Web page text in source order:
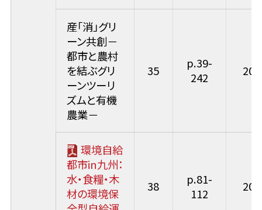
産「消」グリ
ーン共創－
都市と農村
を結ぶグリ
ーンツーリ
ズムと有機
農業－
35
p.39-
242
環境自給
都市in九州：
水・食糧・木
材の環境保
38
p.81-
112